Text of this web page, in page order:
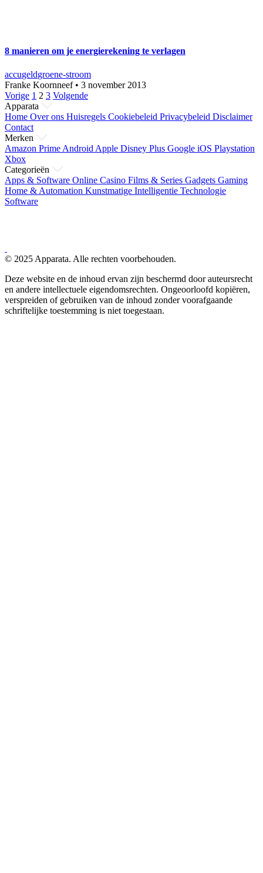
8 manieren om je energierekening te verlagen
accugeldgroene-stroom
Franke Koornneef• 3 november 2013
Berichten
paginering
Vorige 1 2 3 Volgende
Apparata
Home Over ons Huisregels Cookiebeleid Privacybeleid Disclaimer
Contact
Merken
Amazon Prime Android Apple Disney Plus Google iOS Playstation
Xbox
Categorieën
Apps & Software Online Casino Films & Series Gadgets Gaming
Home & Automation Kunstmatige Intelligentie Technologie
Software
© 2025 Apparata. Alle rechten voorbehouden.
Deze website en de inhoud ervan zijn beschermd door auteursrecht
en andere intellectuele eigendomsrechten. Ongeoorloofd kopiëren,
verspreiden of gebruiken van de inhoud zonder voorafgaande
schriftelijke toestemming is niet toegestaan.